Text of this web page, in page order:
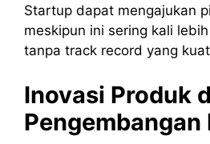
Startup dapat mengajukan
meskipun ini sering kali
tanpa track record yang
Inovasi Produk
Pengembangan